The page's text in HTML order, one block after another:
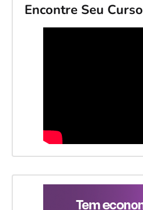
Encontre Seu Curso